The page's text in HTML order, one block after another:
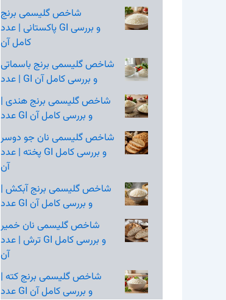
شاخص گلیسمی برنج
پاکستانی | عدد GI و بررسی
کامل آن
شاخص گلیسمی برنج باسماتی
| عدد GI و بررسی کامل آن
شاخص گلیسمی برنج هندی |
عدد GI و بررسی کامل آن
شاخص گلیسمی نان جو دوسر
پخته | عدد GI و بررسی کامل
آن
شاخص گلیسمی برنج آبکش |
عدد GI و بررسی کامل آن
شاخص گلیسمی نان خمیر
ترش | عدد GI و بررسی کامل
آن
شاخص گلیسمی برنج کته |
عدد GI و بررسی کامل آن